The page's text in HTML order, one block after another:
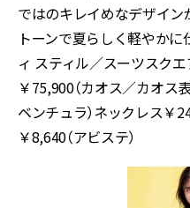
ではのキレイめなデザイ
トーンで夏らしく軽やかに
ィ スティル／スーツスクエ
￥75,900（カオス／カオス
ベンチュラ）ネックレス￥
￥8,640（アビステ）